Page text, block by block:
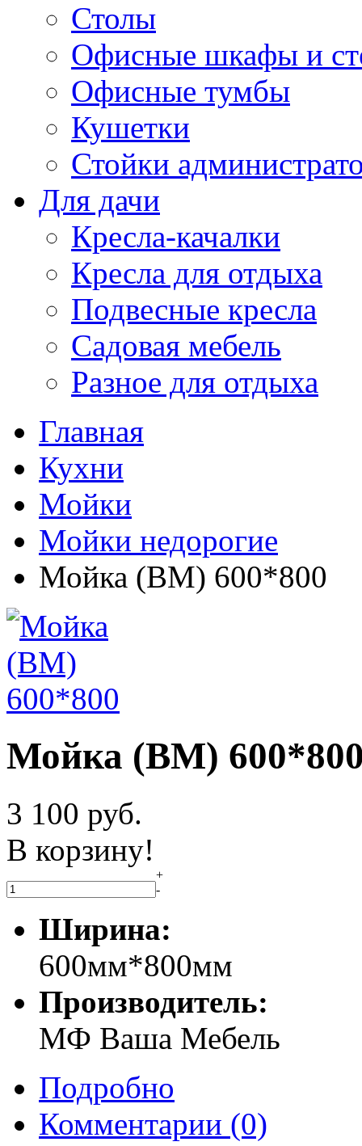
Столы
Офисные шкафы и
Офисные тумбы
Кушетки
Стойки
Для дачи
Кресла-качалки
Кресла для отдыха
Подвесные кресла
Садовая мебель
Разное для отдыха
Главная
Кухни
Мойки
Мойки недорогие
Мойка (ВМ) 600*800
Мойка (ВМ)
3 100 руб.
В корзину!
+
-
Ширина:
600мм*800мм
Производитель:
МФ Ваша Мебель
Подробно
Комментарии (0)